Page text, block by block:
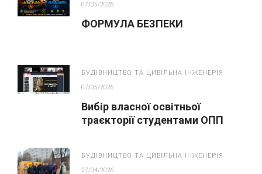
07/05/2026
ФОРМУЛА БЕЗПЕКИ
БУДІВНИЦТВО ТА ЦИВІЛЬНА ІНЖЕНЕРІЯ
07/05/2026
Вибір власної освітньої
траєкторії студентами ОПП
газопостачання”
БУДІВНИЦТВО ТА ЦИВІЛЬНА ІНЖЕНЕРІЯ
27/04/2026